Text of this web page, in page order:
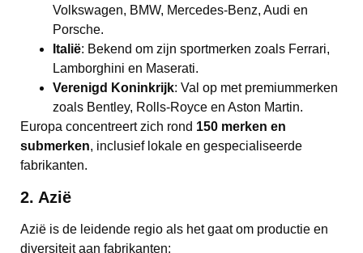
Volkswagen, BMW, Mercedes-Benz, Audi en
Porsche.
Italië: Bekend om zijn sportmerken zoals Ferrari,
Lamborghini en Maserati.
Verenigd Koninkrijk: Val op met premiummerken
zoals Bentley, Rolls-Royce en Aston Martin.
Europa concentreert zich rond 150 merken en
submerken, inclusief lokale en gespecialiseerde
fabrikanten.
2. Azië
Azië is de leidende regio als het gaat om productie en
diversiteit aan fabrikanten: